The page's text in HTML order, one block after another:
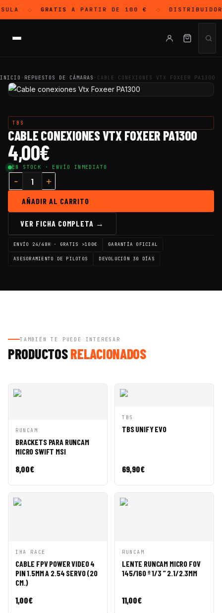
◇ GRATISA PARTIR DE 100 € ◇
INICIO · REPUESTOS DE CÁMARAS · CABLE CONEXIONES VTX FOXEER PA1300
TBS
CABLE CONEXIONES VTX FOXEER PA1300
4,00€
EN STOCK · ENVÍO INMEDIATO
AÑADIR AL CARRITO
VER FICHA COMPLETA →
ENVÍO 24/48H · GRATIS >100€ GARANTÍA OFICIAL
ASESORAMIENTO DE PILOTOS DEVOLUCIÓN 30 DÍAS
TAMBIÉN TE PUEDE INTERESAR
PRODUCTOSRELACIONADOS
VISTA
RÁPIDA
CESTA
RUNCAM
BRACKETS PARA RUNCAM
MICRO SWIFT MSI
8,00€
VISTA
RÁPIDA
TBS
TBS UNIFY EVO
69,90€
VISTA
RÁPIDA
CESTA
IHA RACE
CABLE FPV POWER VIDEO 4
PIN 1.5MM A 2.54 SERVO (20
CM.)
1,00€
VISTA
RÁPIDA
CESTA
RUNCAM
LENTE RUNCAM MICRO FOV
145/160 º 1/3 ” 2.1/2.3MM
11,00€